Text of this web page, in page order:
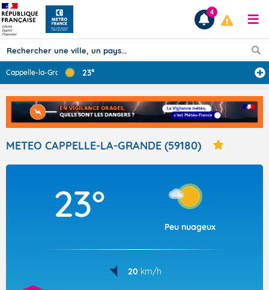
Prévisions
TOUS LES RÉSULTATS
Articles
4
Cappelle-la-Gra 23°
METEO CAPPELLE-LA-GRANDE (59180)
23°
Peu nuageux
20 km/h